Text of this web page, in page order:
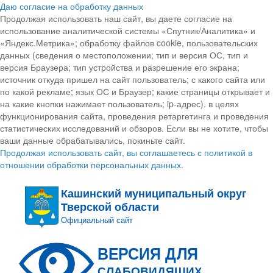
Даю согласие на обработку данных
Продолжая использовать наш сайт, вы даете согласие на
использование аналитической системы «Спутник/Аналитика» и
«Яндекс.Метрика»; обработку файлов cookie, пользовательских
данных (сведения о местоположении; тип и версия ОС, тип и
версия Браузера; тип устройства и разрешение его экрана;
источник откуда пришел на сайт пользователь; с какого сайта или
по какой рекламе; язык ОС и Браузер; какие страницы открывает и
на какие кнопки нажимает пользователь; ip-адрес). в целях
функционирования сайта, проведения ретаргетинга и проведения
статистических исследований и обзоров. Если вы не хотите, чтобы
ваши данные обрабатывались, покиньте сайт.
Продолжая использовать сайт, вы соглашаетесь с политикой в
отношении обработки персональных данных.